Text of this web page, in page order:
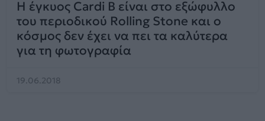
Η έγκυος Cardi B είναι στο εξώφυλλο
του περιοδικού Rolling Stone και ο
κόσμος δεν έχει να πει τα καλύτερα
για τη φωτογραφία
19.06.2018